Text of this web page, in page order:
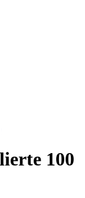
100